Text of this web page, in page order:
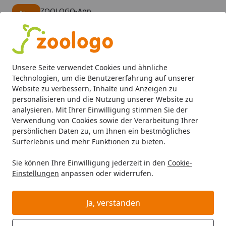
Unsere Seite verwendet Cookies und ähnliche
Technologien, um die Benutzererfahrung auf unserer
Website zu verbessern, Inhalte und Anzeigen zu
personalisieren und die Nutzung unserer Website zu
analysieren. Mit Ihrer Einwilligung stimmen Sie der
Verwendung von Cookies sowie der Verarbeitung Ihrer
persönlichen Daten zu, um Ihnen ein bestmögliches
Surferlebnis und mehr Funktionen zu bieten.
Sie können Ihre Einwilligung jederzeit in den Cookie-
Einstellungen anpassen oder widerrufen.
Ja, verstanden
ZOOLOGO-App
Alle Produkte
Mein Konto
Suchen
Startseite
Katze Katzenpflege & Schutz Fellpflege Furminator
Furminator deShedding Tool Cat
Kurzhaar Pflegewerkzeug für
(1 Bewertung)